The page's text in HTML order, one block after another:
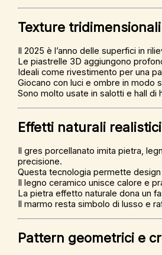
Texture tridimensionali
Il 2025 è l’anno delle superfici in
Le piastrelle 3D aggiungono
Ideali come rivestimento per una
Giocano con luci e ombre in modo
Sono molto usate in salotti e hall di
Effetti naturali realistici
Il gres porcellanato imita pietra,
precisione.
Questa tecnologia permette
Il legno ceramico unisce calore e
La pietra effetto naturale dona un
Il marmo resta simbolo di lusso e
Pattern geometrici e